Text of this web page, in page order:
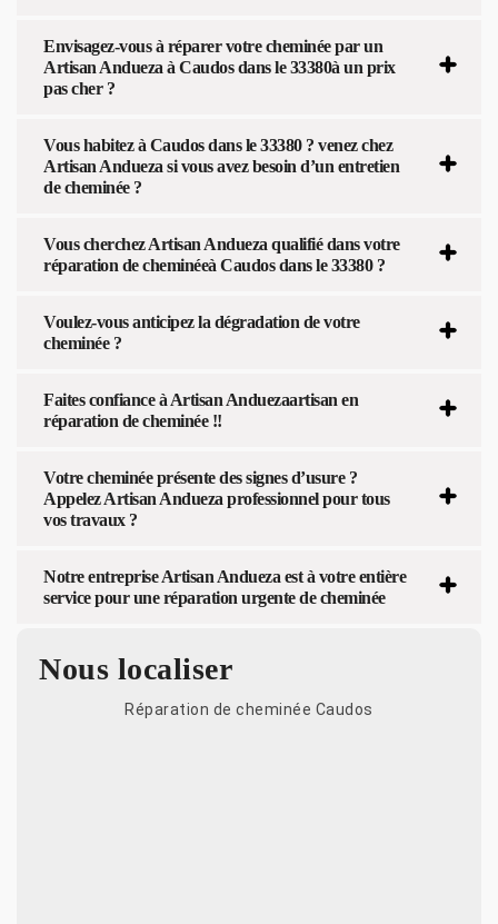
Envisagez-vous à réparer votre cheminée par un
Artisan Andueza à Caudos dans le 33380à un prix
pas cher ?
Vous habitez à Caudos dans le 33380 ? venez chez
Artisan Andueza si vous avez besoin d’un entretien
de cheminée ?
Vous cherchez Artisan Andueza qualifié dans votre
réparation de cheminéeà Caudos dans le 33380 ?
Voulez-vous anticipez la dégradation de votre
cheminée ?
Faites confiance à Artisan Anduezaartisan en
réparation de cheminée !!
Votre cheminée présente des signes d’usure ?
Appelez Artisan Andueza professionnel pour tous
vos travaux ?
Notre entreprise Artisan Andueza est à votre entière
service pour une réparation urgente de cheminée
Nous localiser
Réparation de cheminée Caudos